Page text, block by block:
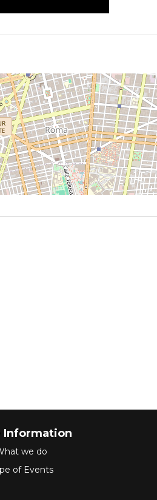
Information
we do
of Events